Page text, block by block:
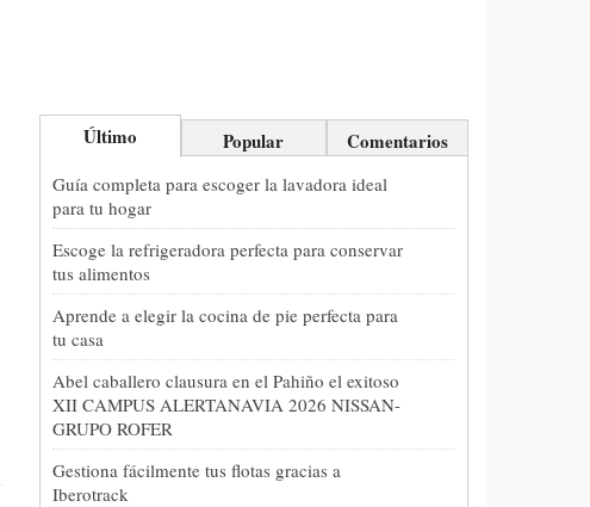
Último Popular Comentarios
Guía completa para escoger la lavadora ideal
para tu hogar
Escoge la refrigeradora perfecta para conservar
tus alimentos
Aprende a elegir la cocina de pie perfecta para
tu casa
Abel caballero clausura en el Pahiño el exitoso
XII CAMPUS ALERTANAVIA 2026 NISSAN-
GRUPO ROFER
Gestiona fácilmente tus flotas gracias a
Iberotrack